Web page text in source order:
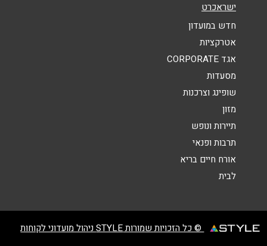
ישראכרט
חדש במועדון
אטרקציות
אגד CORPORATE
מסעדות
שופינג וצרכנות
מזון
תיירות ונופש
תרבות ופנאי
אורח חיים בריא
לבית
© כל הזכויות שמורות STYLE ניהול מועדוני לקוחות